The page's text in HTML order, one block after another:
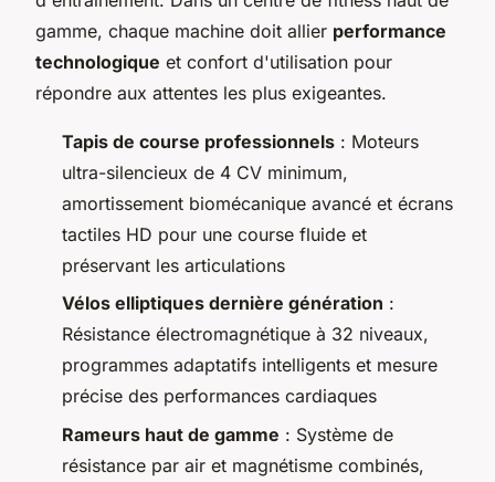
gamme, chaque machine doit allier performance
technologique et confort d'utilisation pour
répondre aux attentes les plus exigeantes.
Tapis de course professionnels : Moteurs
ultra-silencieux de 4 CV minimum,
amortissement biomécanique avancé et écrans
tactiles HD pour une course fluide et
préservant les articulations
Vélos elliptiques dernière génération :
Résistance électromagnétique à 32 niveaux,
programmes adaptatifs intelligents et mesure
précise des performances cardiaques
Rameurs haut de gamme : Système de
résistance par air et magnétisme combinés,